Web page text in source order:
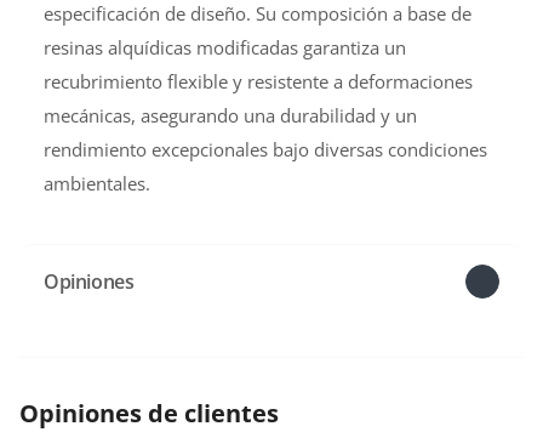
especificación de diseño. Su composición a base de
resinas alquídicas modificadas garantiza un
recubrimiento flexible y resistente a deformaciones
mecánicas, asegurando una durabilidad y un
rendimiento excepcionales bajo diversas condiciones
ambientales.
Opiniones
Opiniones de clientes